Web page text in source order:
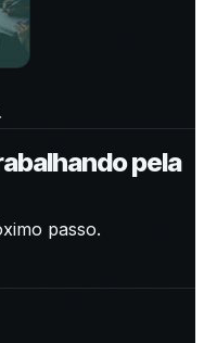
pela
passo.